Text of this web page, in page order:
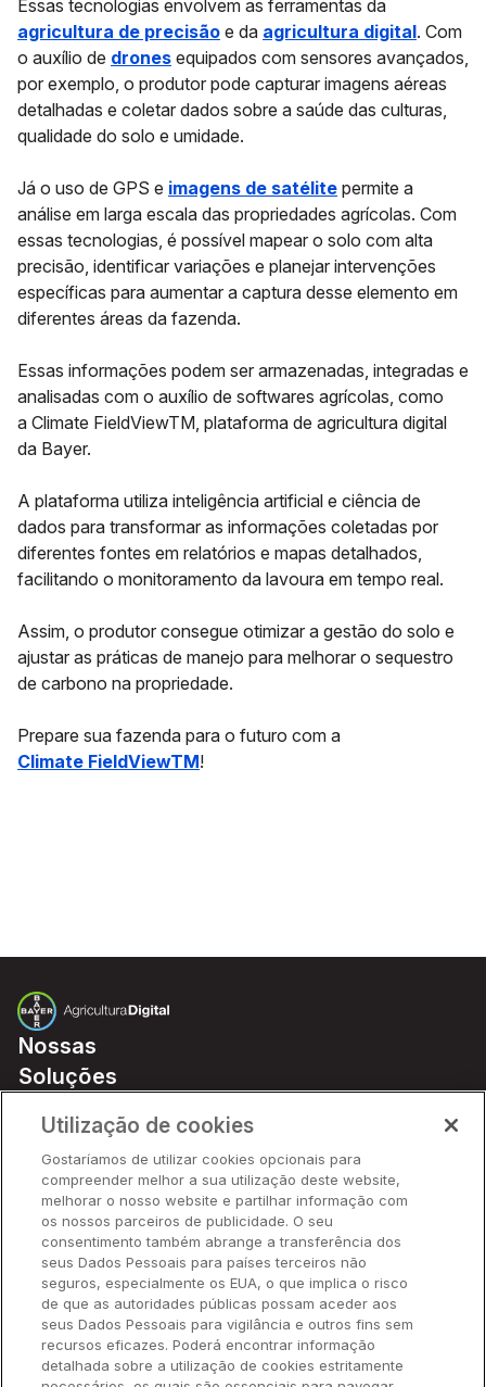
Essas tecnologias envolvem as ferramentas da
agricultura de precisão e da agricultura digital. Com
o auxílio de drones equipados com sensores avançados,
por exemplo, o produtor pode capturar imagens aéreas
detalhadas e coletar dados sobre a saúde das culturas,
qualidade do solo e umidade.
Já o uso de GPS e imagens de satélite permite a
análise em larga escala das propriedades agrícolas. Com
essas tecnologias, é possível mapear o solo com alta
precisão, identificar variações e planejar intervenções
específicas para aumentar a captura desse elemento em
diferentes áreas da fazenda.
Essas informações podem ser armazenadas, integradas e
analisadas com o auxílio de softwares agrícolas, como
a Climate FieldViewTM, plataforma de agricultura digital
da Bayer.
A plataforma utiliza inteligência artificial e ciência de
dados para transformar as informações coletadas por
diferentes fontes em relatórios e mapas detalhados,
facilitando o monitoramento da lavoura em tempo real.
Assim, o produtor consegue otimizar a gestão do solo e
ajustar as práticas de manejo para melhorar o sequestro
de carbono na propriedade.
Prepare sua fazenda para o futuro com a
Climate FieldViewTM!
Nossas
Soluções
Parceiros
Hardware
Ajuda Rápida
Recursos
Empresa
Utilização de cookies
Gostaríamos de utilizar cookies opcionais para
compreender melhor a sua utilização deste website,
melhorar o nosso website e partilhar informação com
os nossos parceiros de publicidade. O seu
consentimento também abrange a transferência dos
seus Dados Pessoais para países terceiros não
seguros, especialmente os EUA, o que implica o risco
de que as autoridades públicas possam aceder aos
seus Dados Pessoais para vigilância e outros fins sem
recursos eficazes. Poderá encontrar informação
detalhada sobre a utilização de cookies estritamente